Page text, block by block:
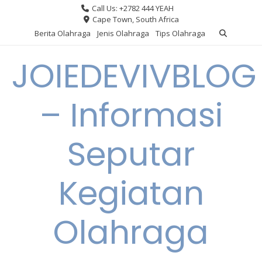
Call Us: +2782 444 YEAH
Cape Town, South Africa
Berita Olahraga
Jenis Olahraga Tips Olahraga
JOIEDEVIVBLOG
– Informasi
Seputar
Kegiatan
Olahraga